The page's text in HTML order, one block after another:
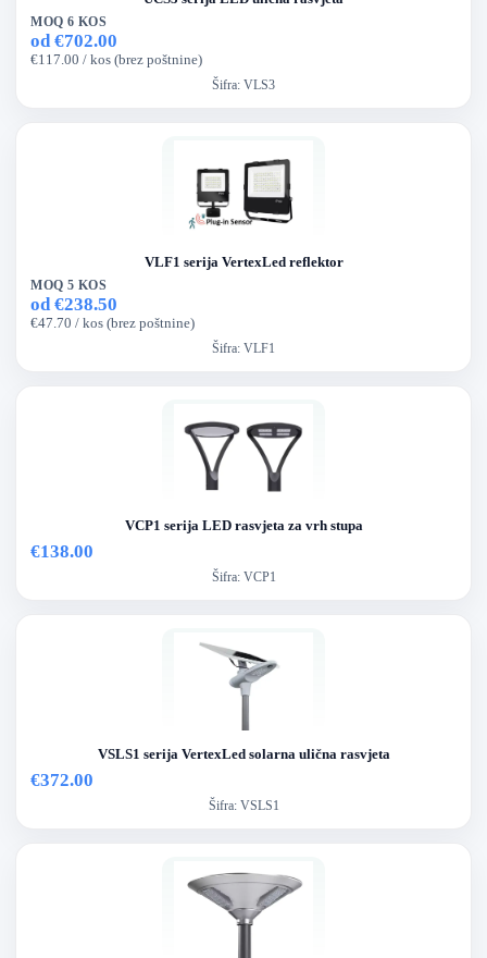
MOQ 6 KOS
od €702.00
€117.00 / kos (brez poštnine)
Šifra: VLS3
VLF1 serija VertexLed reflektor
MOQ 5 KOS
od €238.50
€47.70 / kos (brez poštnine)
Šifra: VLF1
VCP1 serija LED rasvjeta za vrh stupa
€138.00
Šifra: VCP1
VSLS1 serija VertexLed solarna ulična rasvjeta
€372.00
Šifra: VSLS1